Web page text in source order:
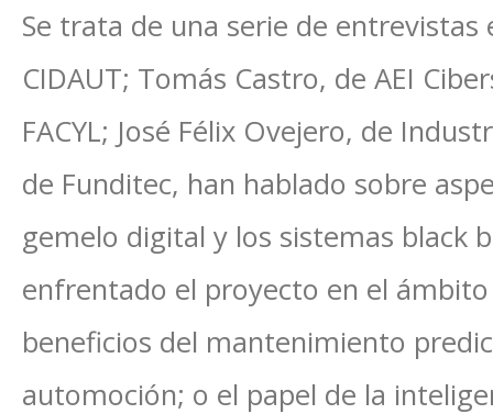
Se trata de una serie de entrevistas
CIDAUT; Tomás Castro, de AEI
FACYL; José Félix Ovejero, de
de Funditec, han hablado sobre
gemelo digital y los sistemas black
enfrentado el proyecto en el
beneficios del mantenimiento
automoción; o el papel de la